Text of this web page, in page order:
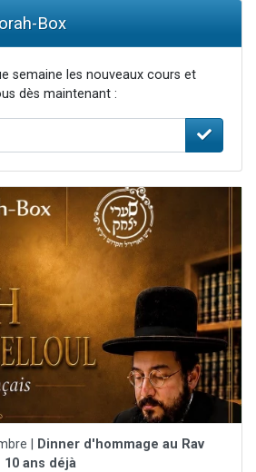
Box
semaine les nouveaux cours et
dès maintenant :
|
Dinner d'hommage au Rav
ans déjà